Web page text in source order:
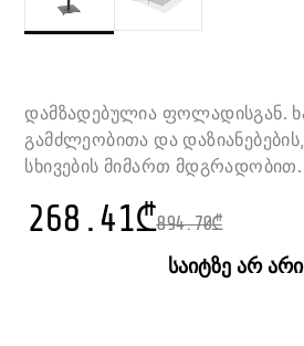
დამზადებულია ფოლადისგან.
გამძლეობითა და
სხივების მიმართ მდგრადობით.
894.70₾
268.41₾
საიტზე არ